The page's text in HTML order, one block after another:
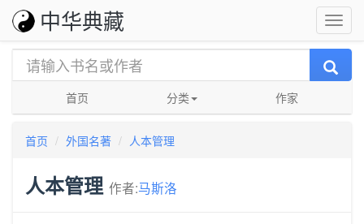
中华典藏
首页 分类 作家
首页 外国名著 人本管理
人本管理 作者:马斯洛